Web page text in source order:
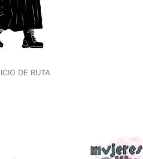
DE RUTA